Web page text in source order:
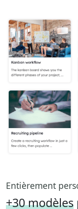
Entièrement
+30 modèles